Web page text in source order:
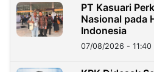
PT Kasuari
Nasional pada
Indonesia
07/08/2026 - 11:40